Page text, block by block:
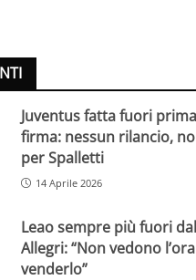
Juventus fatta fuori
firma: nessun rilancio,
per Spalletti
14 Aprile 2026
Leao sempre più fuori
Allegri: “Non vedono
venderlo”